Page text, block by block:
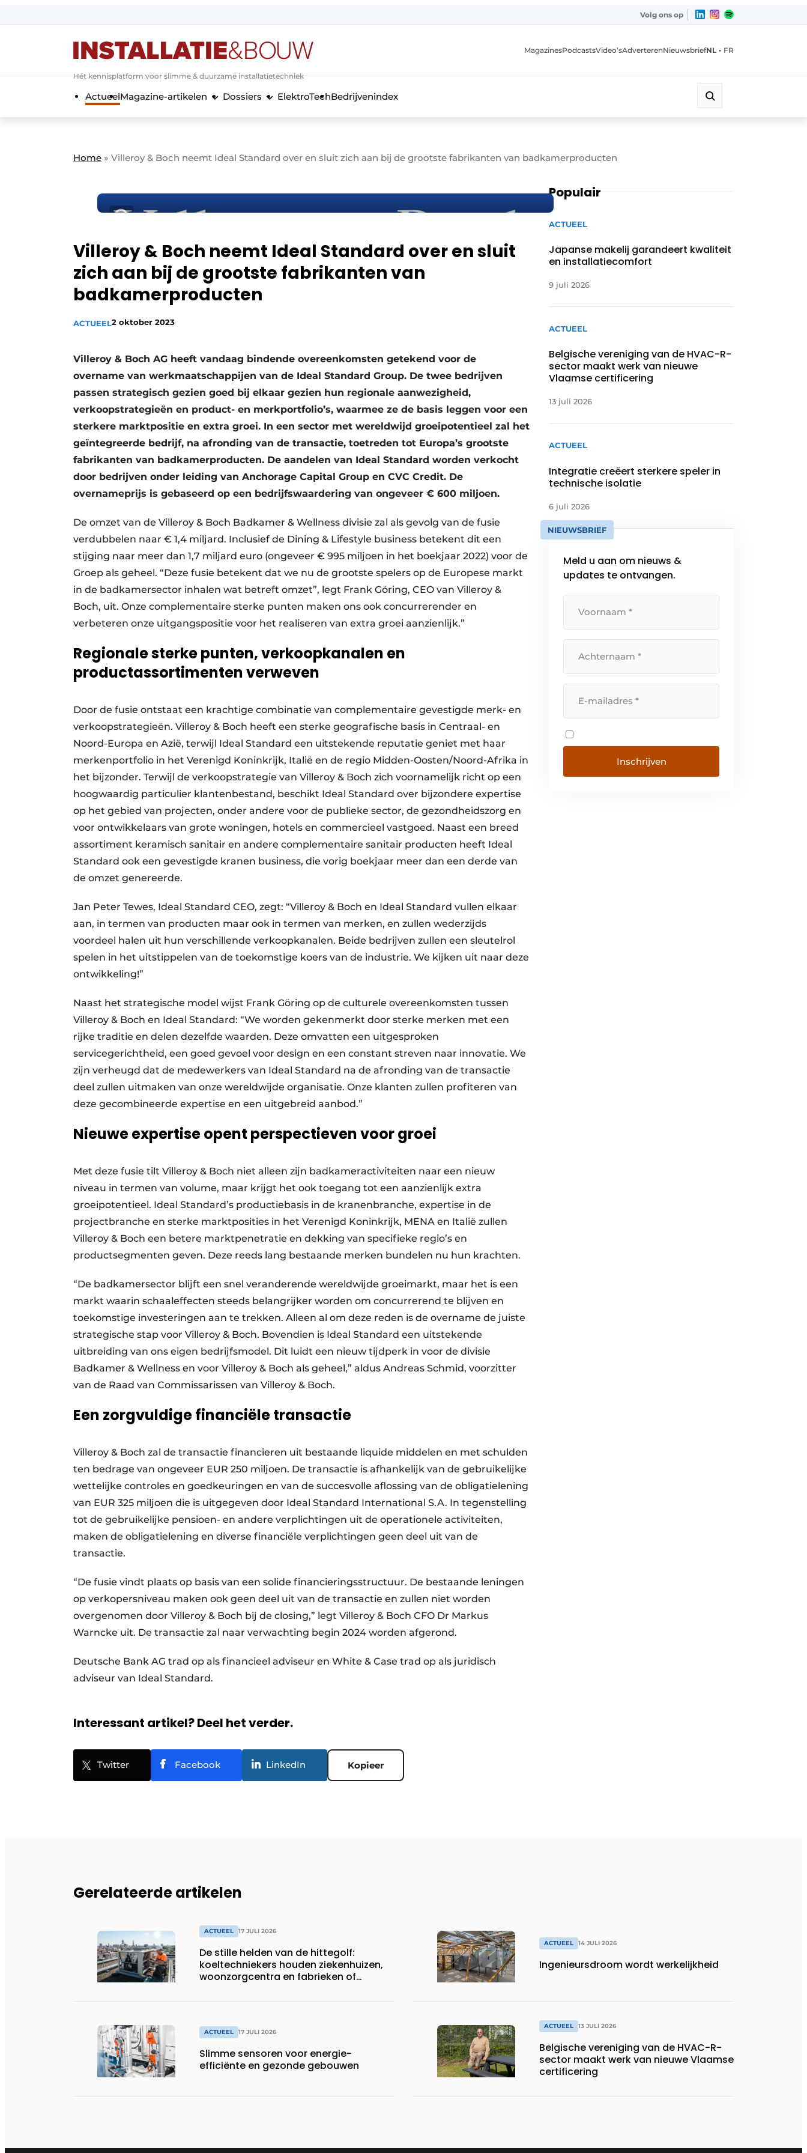
Algemene voorwaarden
Banner overzicht
BedrijvenAanmeldenBedankt voor de aanmelding
Bedrijven
Evenement aanmelden
Privacy / Cookie statement
Vacature aanmelden
Vacatures
Video’s
Volg ons op
Hét kennisplatform voor slimme & duurzame installatietechniek
MagazinesPodcastsVideo’sAdverterenNieuwsbriefNL • FR
ActueelMagazine-artikelen Dossiers ElektroTechBedrijvenindex
Home » Villeroy & Boch neemt Ideal Standard over en sluit zich aan bij de grootste fabrikanten van badkamerproducten
Villeroy & Boch neemt Ideal Standard over en sluit
zich aan bij de grootste fabrikanten van
badkamerproducten
ACTUEEL2 oktober 2023
Villeroy & Boch AG heeft vandaag bindende overeenkomsten getekend voor de
overname van werkmaatschappijen van de Ideal Standard Group. De twee bedrijven
passen strategisch gezien goed bij elkaar gezien hun regionale aanwezigheid,
verkoopstrategieën en product- en merkportfolio’s, waarmee ze de basis leggen voor een
sterkere marktpositie en extra groei. In een sector met wereldwijd groeipotentieel zal het
geïntegreerde bedrijf, na afronding van de transactie, toetreden tot Europa’s grootste
fabrikanten van badkamerproducten. De aandelen van Ideal Standard worden verkocht
door bedrijven onder leiding van Anchorage Capital Group en CVC Credit. De
overnameprijs is gebaseerd op een bedrijfswaardering van ongeveer € 600 miljoen.
De omzet van de Villeroy & Boch Badkamer & Wellness divisie zal als gevolg van de fusie
verdubbelen naar € 1,4 miljard. Inclusief de Dining & Lifestyle business betekent dit een
stijging naar meer dan 1,7 miljard euro (ongeveer € 995 miljoen in het boekjaar 2022) voor de
Groep als geheel. “Deze fusie betekent dat we nu de grootste spelers op de Europese markt
in de badkamersector inhalen wat betreft omzet”, legt Frank Göring, CEO van Villeroy &
Boch, uit. Onze complementaire sterke punten maken ons ook concurrerender en
verbeteren onze uitgangspositie voor het realiseren van extra groei aanzienlijk.”
Regionale sterke punten, verkoopkanalen en
productassortimenten verweven
Door de fusie ontstaat een krachtige combinatie van complementaire gevestigde merk- en
verkoopstrategieën. Villeroy & Boch heeft een sterke geografische basis in Centraal- en
Noord-Europa en Azië, terwijl Ideal Standard een uitstekende reputatie geniet met haar
merkenportfolio in het Verenigd Koninkrijk, Italië en de regio Midden-Oosten/Noord-Afrika in
het bijzonder. Terwijl de verkoopstrategie van Villeroy & Boch zich voornamelijk richt op een
hoogwaardig particulier klantenbestand, beschikt Ideal Standard over bijzondere expertise
op het gebied van projecten, onder andere voor de publieke sector, de gezondheidszorg en
voor ontwikkelaars van grote woningen, hotels en commercieel vastgoed. Naast een breed
assortiment keramisch sanitair en andere complementaire sanitair producten heeft Ideal
Standard ook een gevestigde kranen business, die vorig boekjaar meer dan een derde van
de omzet genereerde.
Jan Peter Tewes, Ideal Standard CEO, zegt: “Villeroy & Boch en Ideal Standard vullen elkaar
aan, in termen van producten maar ook in termen van merken, en zullen wederzijds
voordeel halen uit hun verschillende verkoopkanalen. Beide bedrijven zullen een sleutelrol
spelen in het uitstippelen van de toekomstige koers van de industrie. We kijken uit naar deze
ontwikkeling!”
Naast het strategische model wijst Frank Göring op de culturele overeenkomsten tussen
Villeroy & Boch en Ideal Standard: “We worden gekenmerkt door sterke merken met een
rijke traditie en delen dezelfde waarden. Deze omvatten een uitgesproken
servicegerichtheid, een goed gevoel voor design en een constant streven naar innovatie. We
zijn verheugd dat de medewerkers van Ideal Standard na de afronding van de transactie
deel zullen uitmaken van onze wereldwijde organisatie. Onze klanten zullen profiteren van
deze gecombineerde expertise en een uitgebreid aanbod.”
Nieuwe expertise opent perspectieven voor groei
Met deze fusie tilt Villeroy & Boch niet alleen zijn badkameractiviteiten naar een nieuw
niveau in termen van volume, maar krijgt het ook toegang tot een aanzienlijk extra
groeipotentieel. Ideal Standard’s productiebasis in de kranenbranche, expertise in de
projectbranche en sterke marktposities in het Verenigd Koninkrijk, MENA en Italië zullen
Villeroy & Boch een betere marktpenetratie en dekking van specifieke regio’s en
productsegmenten geven. Deze reeds lang bestaande merken bundelen nu hun krachten.
“De badkamersector blijft een snel veranderende wereldwijde groeimarkt, maar het is een
markt waarin schaaleffecten steeds belangrijker worden om concurrerend te blijven en
toekomstige investeringen aan te trekken. Alleen al om deze reden is de overname de juiste
strategische stap voor Villeroy & Boch. Bovendien is Ideal Standard een uitstekende
uitbreiding van ons eigen bedrijfsmodel. Dit luidt een nieuw tijdperk in voor de divisie
Badkamer & Wellness en voor Villeroy & Boch als geheel,” aldus Andreas Schmid, voorzitter
van de Raad van Commissarissen van Villeroy & Boch.
Een zorgvuldige financiële transactie
Villeroy & Boch zal de transactie financieren uit bestaande liquide middelen en met schulden
ten bedrage van ongeveer EUR 250 miljoen. De transactie is afhankelijk van de gebruikelijke
wettelijke controles en goedkeuringen en van de succesvolle aflossing van de obligatielening
van EUR 325 miljoen die is uitgegeven door Ideal Standard International S.A. In tegenstelling
tot de gebruikelijke pensioen- en andere verplichtingen uit de operationele activiteiten,
maken de obligatielening en diverse financiële verplichtingen geen deel uit van de
transactie.
“De fusie vindt plaats op basis van een solide financieringsstructuur. De bestaande leningen
op verkopersniveau maken ook geen deel uit van de transactie en zullen niet worden
overgenomen door Villeroy & Boch bij de closing,” legt Villeroy & Boch CFO Dr Markus
Warncke uit. De transactie zal naar verwachting begin 2024 worden afgerond.
Deutsche Bank AG trad op als financieel adviseur en White & Case trad op als juridisch
adviseur van Ideal Standard.
Interessant artikel? Deel het verder.
Twitter Facebook LinkedIn Kopieer
Populair
ACTUEEL
Japanse makelij garandeert kwaliteit
en installatiecomfort
9 juli 2026
ACTUEEL
Belgische vereniging van de HVAC-R-
sector maakt werk van nieuwe
Vlaamse certificering
13 juli 2026
ACTUEEL
Integratie creëert sterkere speler in
technische isolatie
6 juli 2026
NIEUWSBRIEF
Meld u aan om nieuws &
updates te ontvangen.
Gerelateerde artikelen
ACTUEEL 17 JULI 2026
De stille helden van de hittegolf:
koeltechniekers houden ziekenhuizen,
woonzorgcentra en fabrieken of
ACTUEEL 17 JULI 2026
Slimme sensoren voor energie-
efficiënte en gezonde gebouwen
ACTUEEL 14 JULI 2026
Ingenieursdroom wordt werkelijkheid
ACTUEEL 13 JULI 2026
Belgische vereniging van de HVAC-R-
sector maakt werk van nieuwe Vlaamse
certificering